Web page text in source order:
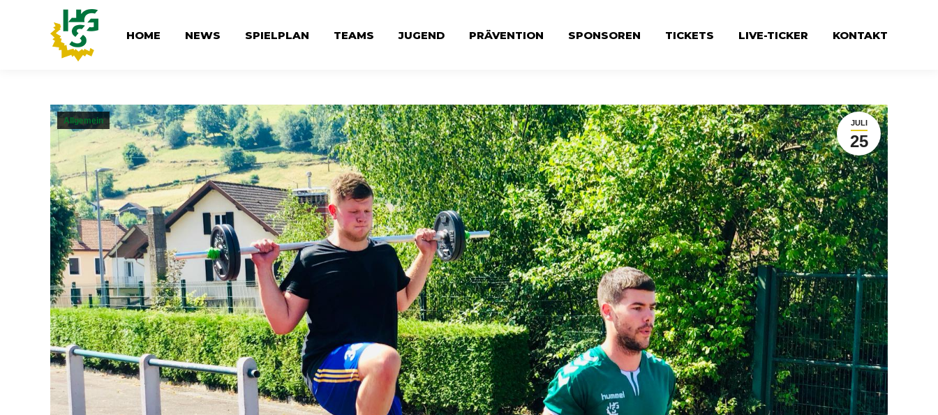
HOME NEWS SPIELPLAN TEAMS JUGEND PRÄVENTION SPONSOREN TICKETS LIVE-TICKER KONTAKT
JULI
25
Allgemein